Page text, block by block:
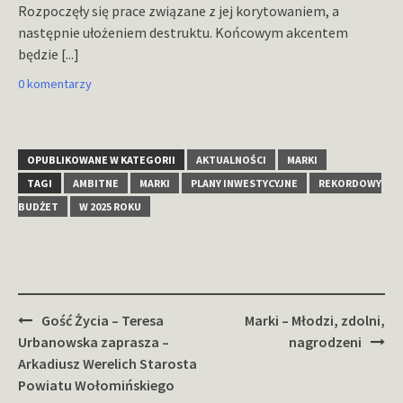
Rozpoczęły się prace związane z jej korytowaniem, a
następnie ułożeniem destruktu. Końcowym akcentem
będzie [...]
0 komentarzy
OPUBLIKOWANE W KATEGORII AKTUALNOŚCI
MARKI
TAGI
AMBITNE MARKI PLANY INWESTYCYJNE
REKORDOWY
BUDŻET
W 2025 ROKU
Zobacz
wpisy
Gość Życia – Teresa
Urbanowska zaprasza –
Arkadiusz Werelich Starosta
Powiatu Wołomińskiego
Marki – Młodzi, zdolni,
nagrodzeni